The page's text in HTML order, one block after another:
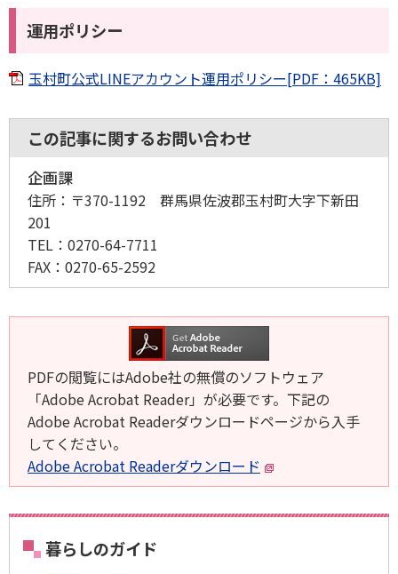
運用ポリシー
玉村町公式LINEアカウント運用ポリシー[PDF：465KB]
この記事に関するお問い合わせ
企画課
住所： 〒370-1192 群馬県佐波郡玉村町大字下新田
201
TEL： 0270-64-7711
FAX： 0270-65-2592
PDFの閲覧にはAdobe社の無償のソフトウェア
「Adobe Acrobat Reader」が必要です。下記の
Adobe Acrobat Readerダウンロードページから入手
してください。
Adobe Acrobat Readerダウンロード
暮らしのガイド